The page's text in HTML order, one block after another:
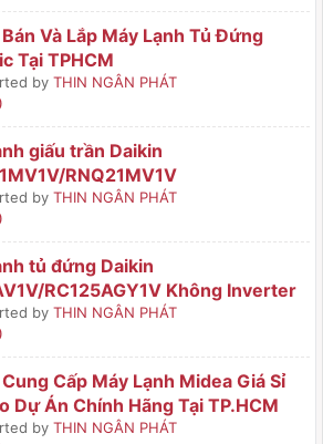
Và Lắp Máy Lạnh Tủ Đứng
Tại TPHCM
by THIN NGÂN PHÁT
giấu trần Daikin
RNQ21MV1V
by THIN NGÂN PHÁT
tủ đứng Daikin
RC125AGY1V Không Inverter
by THIN NGÂN PHÁT
Cấp Máy Lạnh Midea Giá Sỉ
Dự Án Chính Hãng Tại TP.HCM
by THIN NGÂN PHÁT